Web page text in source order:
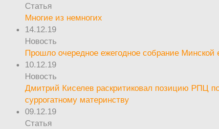
Статья
Многие из немногих
14.12.19
Новость
Прошло очередное ежегодное собрание
10.12.19
Новость
Дмитрий Киселев раскритиковал позицию РПЦ
суррогатному материнству
09.12.19
Статья